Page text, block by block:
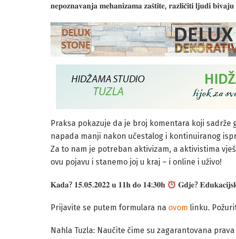
𝐧𝐞𝐩𝐨𝐳𝐧𝐚𝐯𝐚𝐧𝐣𝐚 𝐦𝐞𝐡𝐚𝐧𝐢𝐳𝐚𝐦𝐚 𝐳𝐚𝐬̌𝐭𝐢𝐭𝐞, 𝐫𝐚𝐳𝐥𝐢𝐜̌𝐢𝐭𝐢 𝐥𝐣𝐮𝐝𝐢
Praksa pokazuje da je broj komentara koji
napada manji nakon učestalog i kontinuiranog
Za to nam je potreban aktivizam, a aktivistima
ovu pojavu i stanemo joj u kraj – i online i uživo!
𝐊𝐚𝐝𝐚? 𝟏𝟓.𝟎𝟓.𝟐𝟎𝟐𝟐 𝐮 𝟏𝟏𝐡 𝐝𝐨 𝟏𝟒:𝟑𝟎𝐡 𝐆𝐝𝐣𝐞?
Prijavite se putem formulara na ovom linku.
Nahla Tuzla: Naučite čime su zagarantovana